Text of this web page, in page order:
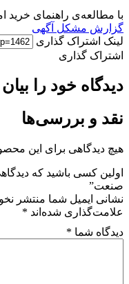
با مطالعه‌ی راهنمای خرید
گزارش مشکل آگهی
لینک اشتراک گذاری
اشتراک گذاری
دیدگاه خود را بیان
نقد و بررسی‌ها
هیچ دیدگاهی برای این
اولین کسی باشید که
صنعت”
نشانی ایمیل شما منتشر
علامت‌گذاری شده‌اند *
دیدگاه شما *